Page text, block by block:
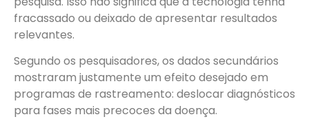
fracassado ou deixado de apresentar resultados
relevantes.
Segundo os pesquisadores, os dados secundários
mostraram justamente um efeito desejado em
programas de rastreamento: deslocar diagnósticos
para fases mais precoces da doença.